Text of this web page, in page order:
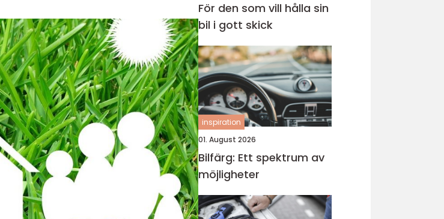
För den som vill hålla sin
bil i gott skick
inspiration
01. August 2026
Bilfärg: Ett spektrum av
möjligheter